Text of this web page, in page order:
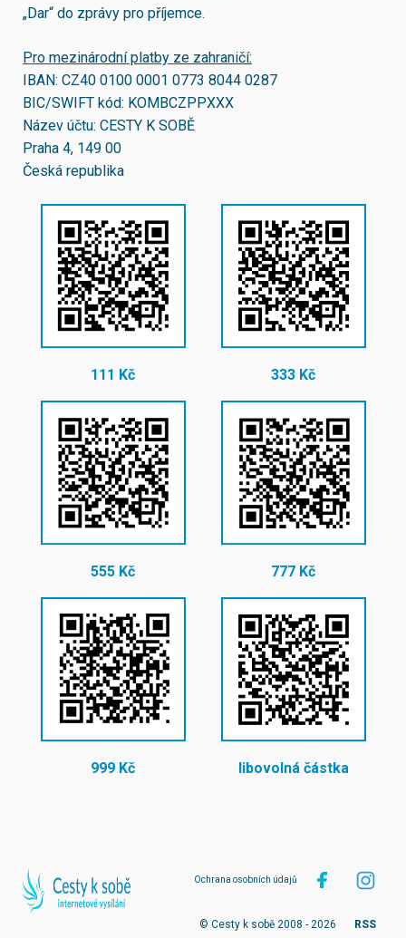
„Dar“ do zprávy pro příjemce.
Pro mezinárodní platby ze zahraničí:
IBAN: CZ40 0100 0001 0773 8044 0287
BIC/SWIFT kód: KOMBCZPPXXX
Název účtu: CESTY K SOBĚ
Praha 4, 149 00
Česká republika
111 Kč 333 Kč
555 Kč 777 Kč
999 Kč libovolná částka
Ochrana osobních údajů
© Cesty k sobě 2008 - 2026 RSS